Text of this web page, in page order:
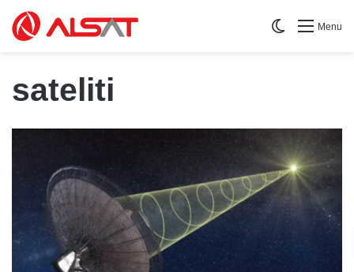
Menu
Switch skin
sateliti